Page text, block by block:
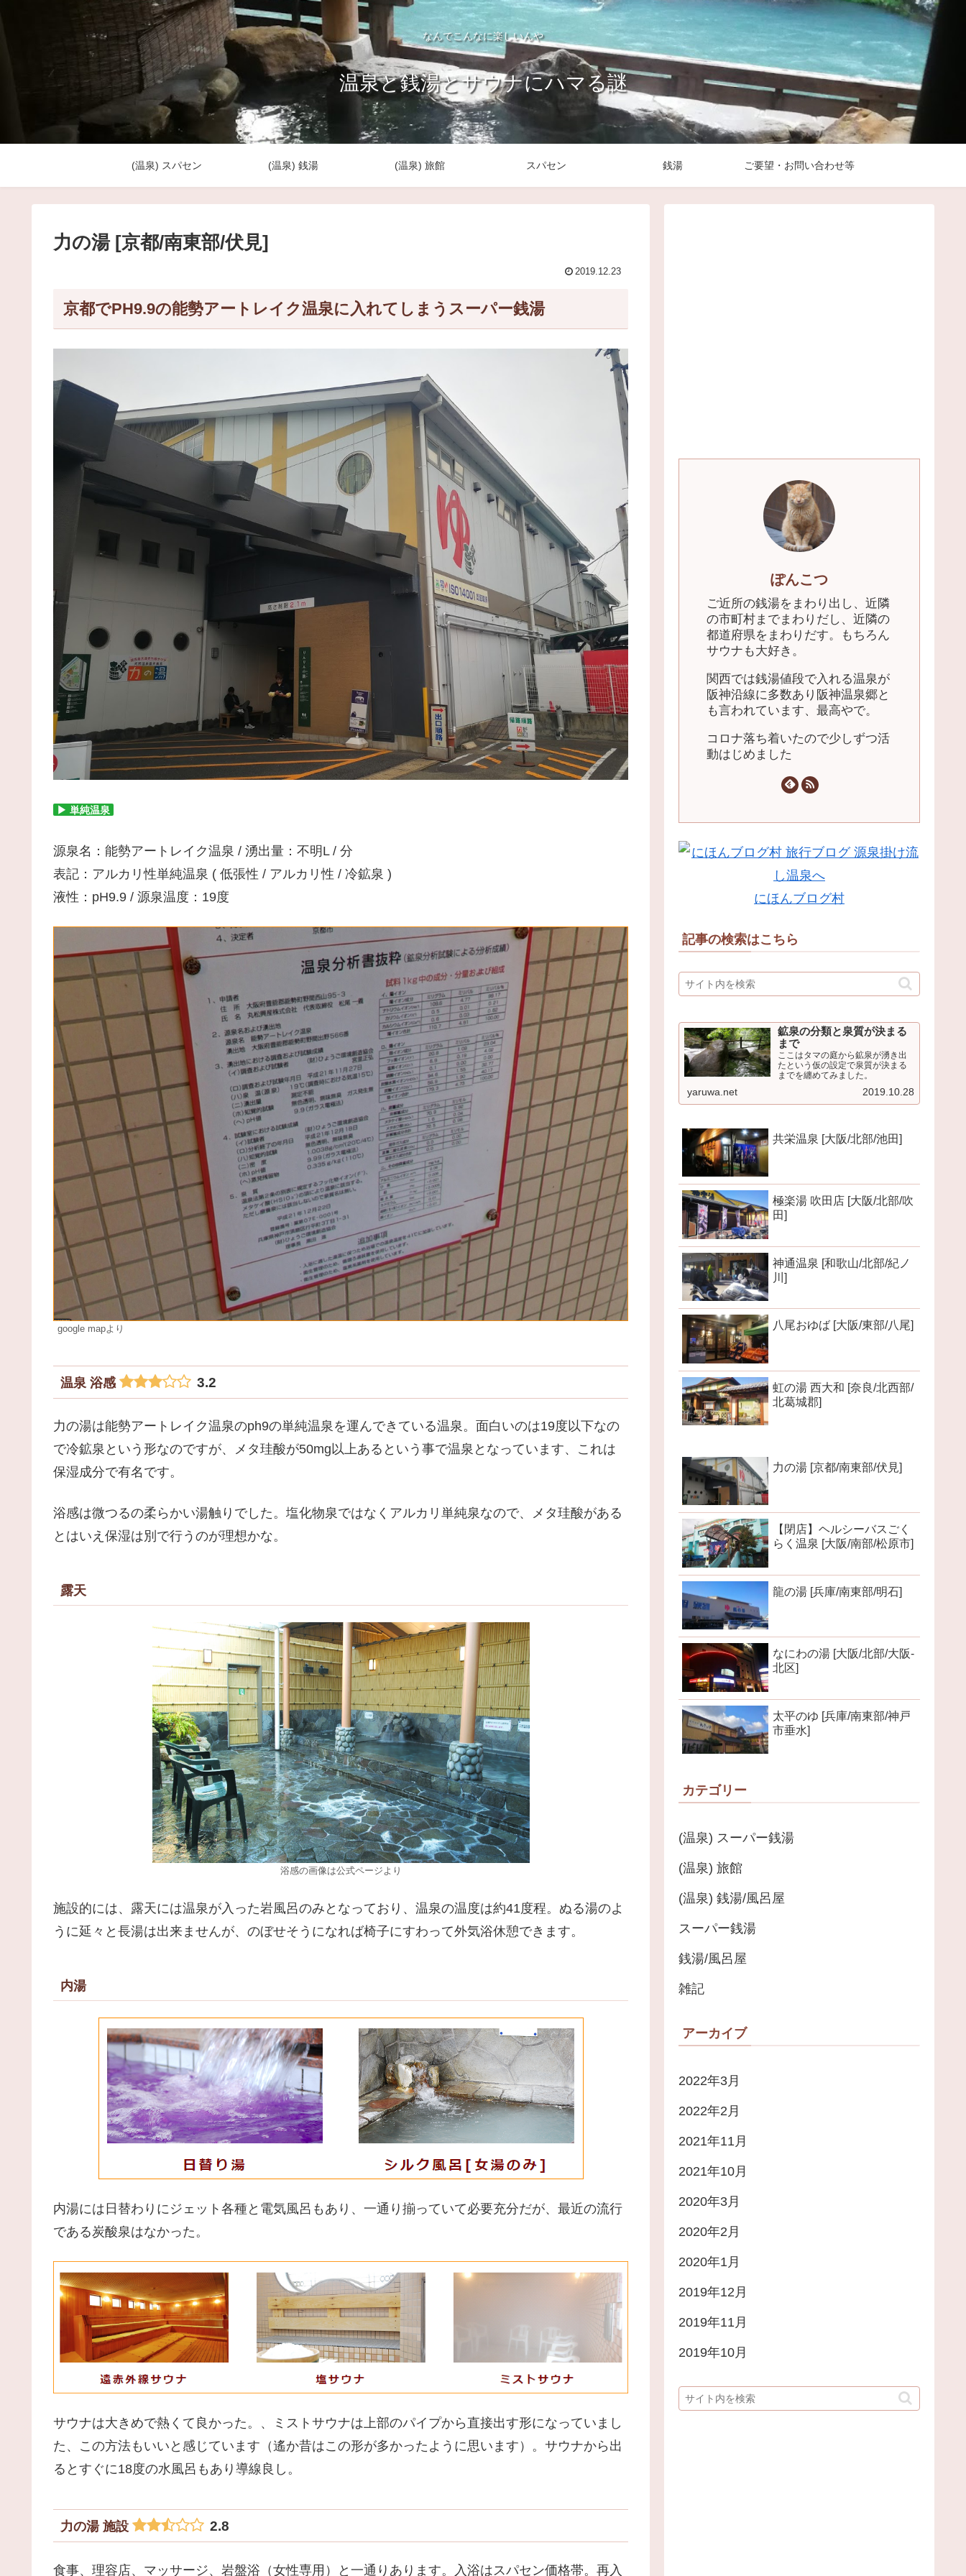
なんでこんなに楽しいんや
温泉と銭湯とサウナにハマる謎
(温泉) スパセン (温泉) 銭湯 (温泉) 旅館 スパセン 銭湯 ご要望・お問い合わせ等
力の湯 [京都/南東部/伏見]
2019.12.23
京都でPH9.9の能勢アートレイク温泉に入れてしまうスーパー銭湯
▶ 単純温泉
源泉名：能勢アートレイク温泉 / 湧出量：不明L / 分
表記：アルカリ性単純温泉 ( 低張性 / アルカリ性 / 冷鉱泉 )
液性：pH9.9 / 源泉温度：19度
google mapより
温泉 浴感 3.2
力の湯は能勢アートレイク温泉のph9の単純温泉を運んできている温泉。面白いのは19度以下なの
で冷鉱泉という形なのですが、メタ珪酸が50mg以上あるという事で温泉となっています、これは
保湿成分で有名です。
浴感は微つるの柔らかい湯触りでした。塩化物泉ではなくアルカリ単純泉なので、メタ珪酸がある
とはいえ保湿は別で行うのが理想かな。
露天
浴感の画像は公式ページより
施設的には、露天には温泉が入った岩風呂のみとなっており、温泉の温度は約41度程。ぬる湯のよ
うに延々と長湯は出来ませんが、のぼせそうになれば椅子にすわって外気浴休憩できます。
内湯
内湯には日替わりにジェット各種と電気風呂もあり、一通り揃っていて必要充分だが、最近の流行
である炭酸泉はなかった。
サウナは大きめで熱くて良かった。、ミストサウナは上部のパイプから直接出す形になっていまし
た、この方法もいいと感じています（遙か昔はこの形が多かったように思います）。サウナから出
るとすぐに18度の水風呂もあり導線良し。
力の湯 施設 2.8
食事、理容店、マッサージ、岩盤浴（女性専用）と一通りあります。入浴はスパセン価格帯。再入
ぽんこつ
ご近所の銭湯をまわり出し、近隣
の市町村までまわりだし、近隣の
都道府県をまわりだす。もちろん
サウナも大好き。
関西では銭湯値段で入れる温泉が
阪神沿線に多数あり阪神温泉郷と
も言われています、最高やで。
コロナ落ち着いたので少しずつ活
動はじめました
にほんブログ村
記事の検索はこちら
鉱泉の分類と泉質が決まる
まで
ここはタマの庭から鉱泉が湧き出
たという仮の設定で泉質が決まる
までを纏めてみました。
yaruwa.net 2019.10.28
共栄温泉 [大阪/北部/池田]
極楽湯 吹田店 [大阪/北部/吹
田]
神通温泉 [和歌山/北部/紀ノ
川]
八尾おゆば [大阪/東部/八尾]
虹の湯 西大和 [奈良/北西部/
北葛城郡]
力の湯 [京都/南東部/伏見]
【閉店】ヘルシーバスごく
らく温泉 [大阪/南部/松原市]
龍の湯 [兵庫/南東部/明石]
なにわの湯 [大阪/北部/大阪-
北区]
太平のゆ [兵庫/南東部/神戸
市垂水]
カテゴリー
(温泉) スーパー銭湯
(温泉) 旅館
(温泉) 銭湯/風呂屋
スーパー銭湯
銭湯/風呂屋
雑記
アーカイブ
2022年3月
2022年2月
2021年11月
2021年10月
2020年3月
2020年2月
2020年1月
2019年12月
2019年11月
2019年10月